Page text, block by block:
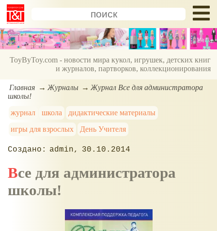
ToyByToy.com - новости мира кукол, игрушек, детских книг
и журналов, партворков, коллекционирования
Главная Журналы
Журнал Все для администратора
школы!
журнал
школа
дидактические материалы
игры для взрослых
День Учителя
admin 30.10.2014
Все для администратора
школы!